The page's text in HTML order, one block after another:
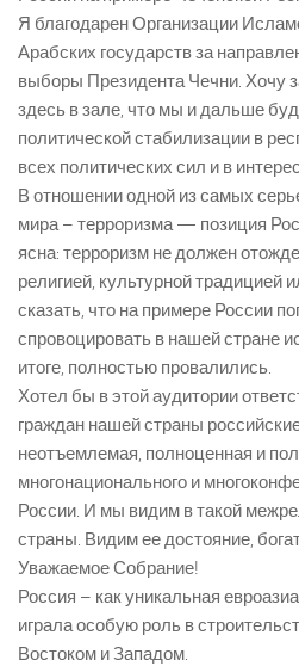
Я благодарен Организации
Арабских государств за
выборы Президента Чечни. Хочу
здесь в зале, что мы и дальше
политической стабилизации в
всех политических сил и в
В отношении одной из самых
мира – терроризма — позиция
ясна: терроризм не должен
религией, культурной традицией
сказать, что на примере России
спровоцировать в нашей стране
итоге, полностью провалились.
Хотел бы в этой аудитории
граждан нашей страны
неотъемлемая, полноценная и
многонационального и
России. И мы видим в такой
страны. Видим ее достояние,
Уважаемое Собрание!
Россия – как уникальная
играла особую роль в
Востоком и Западом.